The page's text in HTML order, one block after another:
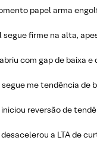
papel arma
segue firme na alta,
com gap de baixa
segue me tendência de
iniciou reversão de
desacelerou a LTA de